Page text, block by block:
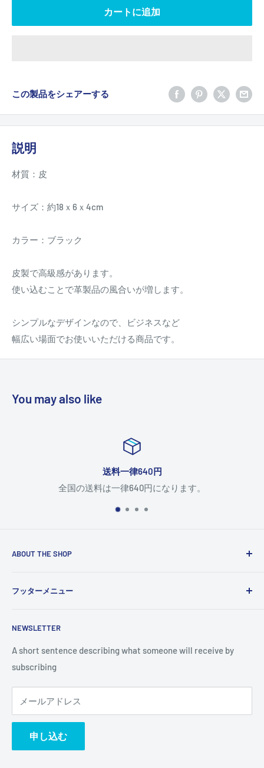
カートに追加
この製品をシェアーする
説明
材質：皮
サイズ：約18ｘ6ｘ4cm
カラー：ブラック
皮製で高級感があります。
使い込むことで革製品の風合いが増します。
シンプルなデザインなので、ビジネスなど
幅広い場面でお使いいただける商品です。
You may also like
送料一律640円
全国の送料は一律640円になります。
ABOUT THE SHOP
and vision. You can change it in the theme settings.
フッターメニュー
NEWSLETTER
A short sentence describing what someone will receive by
subscribing
メールアドレス
申し込む